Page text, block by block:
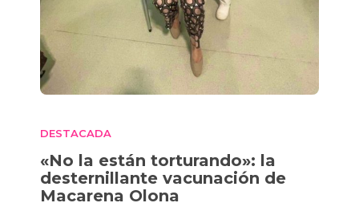
DESTACADA
«No la están torturando»: la
desternillante vacunación de
Macarena Olona